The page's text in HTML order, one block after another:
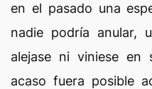
en el pasado una
nadie podría anular,
alejase ni viniese
acaso fuera posible